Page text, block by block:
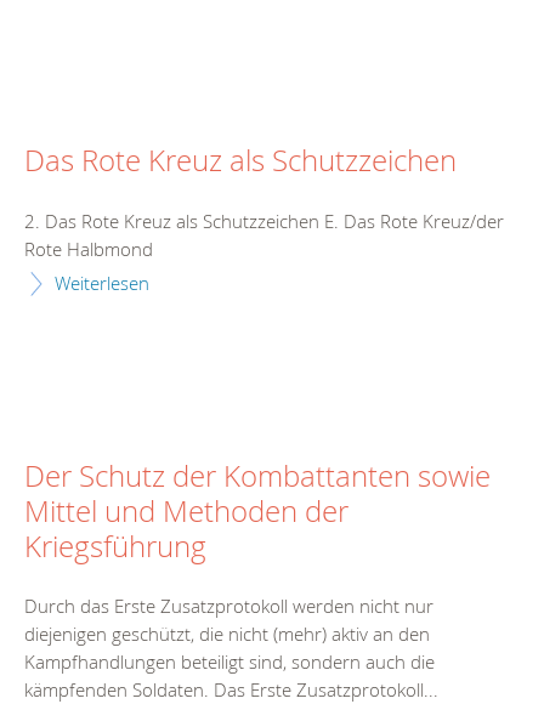
Das Rote Kreuz als Schutzzeichen
2. Das Rote Kreuz als Schutzzeichen E. Das Rote Kreuz/der
Rote Halbmond
Weiterlesen
Der Schutz der Kombattanten sowie
Mittel und Methoden der
Kriegsführung
Durch das Erste Zusatzprotokoll werden nicht nur
diejenigen geschützt, die nicht (mehr) aktiv an den
Kampfhandlungen beteiligt sind, sondern auch die
kämpfenden Soldaten. Das Erste Zusatzprotokoll...